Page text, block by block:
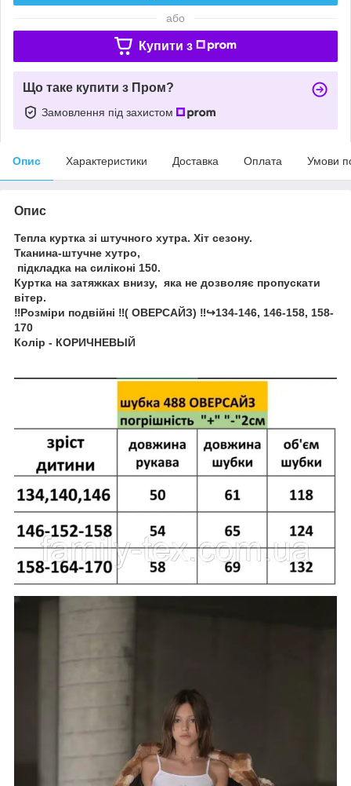
або
Купити з
Що таке купити з Пром?
Замовлення під захистом
Опис Характеристики Доставка Оплата Умови
Опис
Тепла куртка зі штучного хутра. Хіт сезону.
Тканина-штучне хутро,
підкладка на силіконі 150.
Куртка на затяжках внизу, яка не дозволяє пропускати
вітер.
‼️Розміри подвійні ‼️( ОВЕРСАЙЗ) ‼️↪️134-146, 146-158, 158-
170
Колір - КОРИЧНЕВЫЙ